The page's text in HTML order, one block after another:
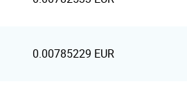
0.00785229 EUR